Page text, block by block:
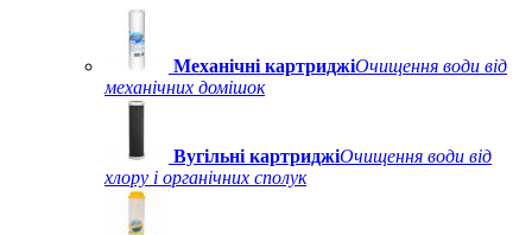
Механічні картриджіОчищення води від
механічних домішок
Вугільні картриджіОчищення води від
хлору і органічних сполук